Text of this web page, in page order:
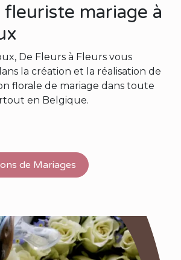
mariage à
De Fleurs à Fleurs vous
la création et la réalisation de
florale de mariage dans toute
en Belgique.
de Mariages